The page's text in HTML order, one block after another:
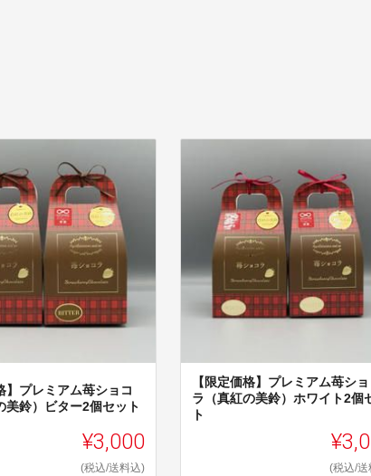
】プレミアム苺ショコ
美鈴）ビター2個セット
¥3,000
(税込/送料込)
【限定価格】プレミアム苺シ
ラ（真紅の美鈴）ホワイト2個
ト
(税込/送